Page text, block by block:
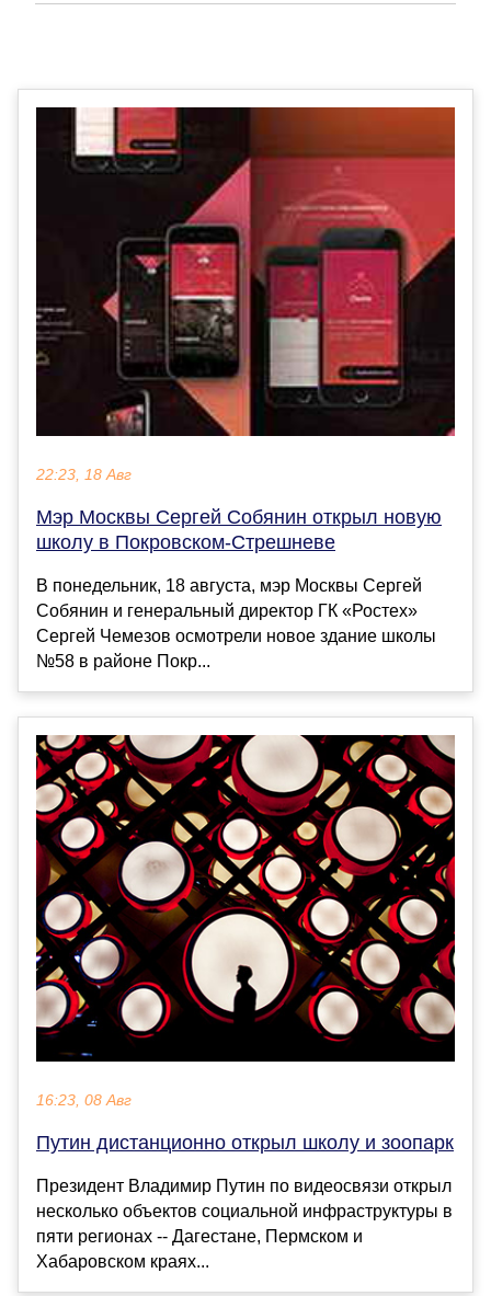
22:23, 18 Авг
Мэр Москвы Сергей Собянин открыл новую
школу в Покровском-Стрешневе
В понедельник, 18 августа, мэр Москвы Сергей
Собянин и генеральный директор ГК «Ростех»
Сергей Чемезов осмотрели новое здание школы
№58 в районе Покр...
16:23, 08 Авг
Путин дистанционно открыл школу и зоопарк
Президент Владимир Путин по видеосвязи открыл
несколько объектов социальной инфраструктуры в
пяти регионах -- Дагестане, Пермском и
Хабаровском краях...